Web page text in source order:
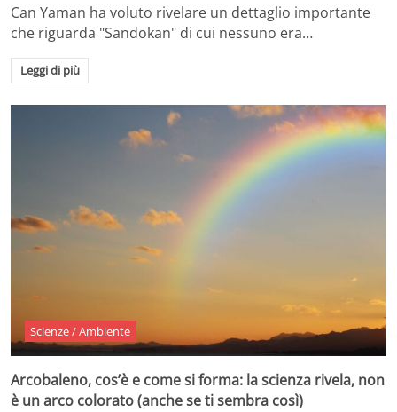
Can Yaman ha voluto rivelare un dettaglio importante
che riguarda "Sandokan" di cui nessuno era…
Leggi di più
Scienze / Ambiente
Arcobaleno, cos’è e come si forma: la scienza rivela, non
è un arco colorato (anche se ti sembra così)